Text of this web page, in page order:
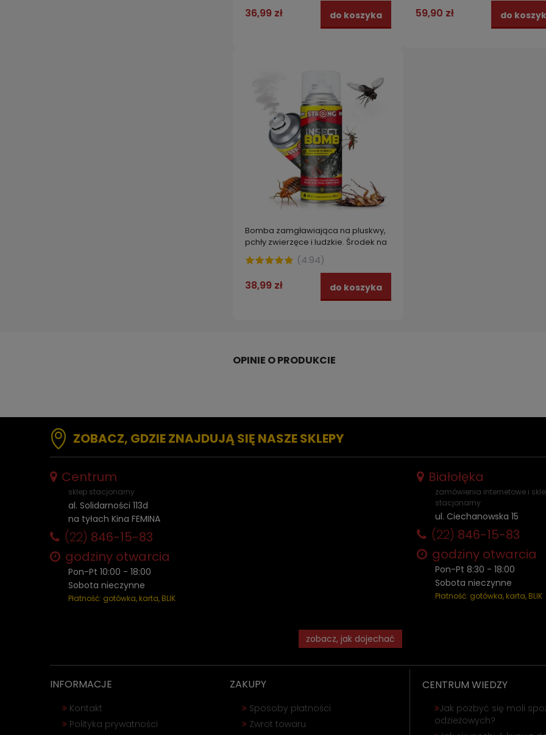
36,99 zł do koszyka 59,90 zł do
Bomba zamgławiająca na pluskwy,
pchły zwierzęce i ludzkie. Środek na
muchówki, komary, karaczany i
pająki 4INSECT BOMB STRONG 400 ml
(4.94)
38,99 zł do koszyka
ZOBACZ, GDZIE ZNAJDUJĄ SIĘ NASZE SKLEPY
Centrum
sklep stacjonarny
al. Solidarności 113d
na tyłach Kina FEMINA
(22) 846-15-83
godziny otwarcia
Pon-Pt 10:00 - 18:00
Sobota nieczynne
Płatność: gotówka, karta, BLIK
zobacz, jak dojechać
Białołęka
zamówienia internetowe i
stacjonarny
ul. Ciechanowska 15
(22) 846-15-83
godziny otwarcia
Pon-Pt 8:30 - 18:00
Sobota nieczynne
Płatność: gotówka, karta, BLIK
INFORMACJE
Kontakt
Polityka prywatności
ZAKUPY
Sposoby płatności
Zwrot towaru
CENTRUM WIEDZY
Jak pozbyć się moli
odzieżowych?